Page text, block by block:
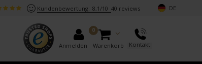
Kundenbewertung: 8,1/10 40 reviews DE
Anmelden
0
Warenkorb Kontakt